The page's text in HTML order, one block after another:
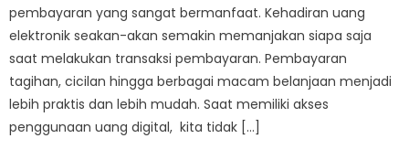
pembayaran yang sangat bermanfaat. Kehadiran uang
elektronik seakan-akan semakin memanjakan siapa saja
saat melakukan transaksi pembayaran. Pembayaran
tagihan, cicilan hingga berbagai macam belanjaan menjadi
lebih praktis dan lebih mudah. Saat memiliki akses
penggunaan uang digital, kita tidak […]